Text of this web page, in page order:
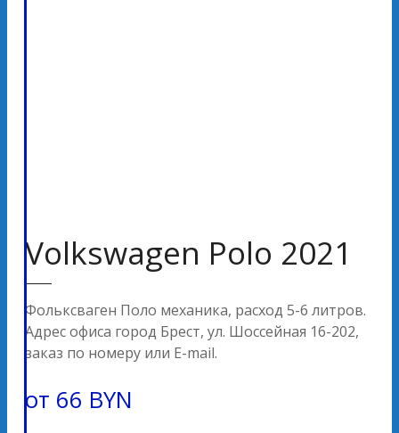
Volkswagen Polo 2021
Фольксваген Поло механика, расход 5-6 литров.
Адрес офиса город Брест, ул. Шоссейная 16-202,
заказ по номеру или E-mail.
от 66 BYN